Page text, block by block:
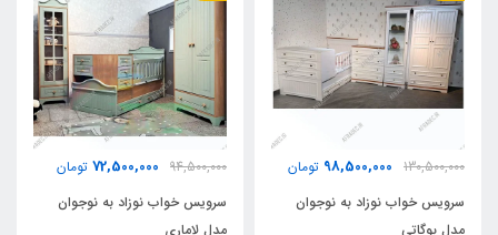
130,500,000
98,500,000 تومان
سرویس خواب نوزاد به نوجوان
مدل بوگاتی
94,500,000
72,500,000 تومان
سرویس خواب نوزاد به نوجوان
مدل لاماری